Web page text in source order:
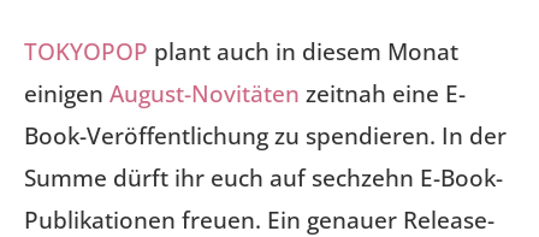
TOKYOPOP plant auch in diesem Monat
einigen August-Novitäten zeitnah eine E-
Book-Veröffentlichung zu spendieren. In der
Summe dürft ihr euch auf sechzehn E-Book-
Publikationen freuen. Ein genauer Release-